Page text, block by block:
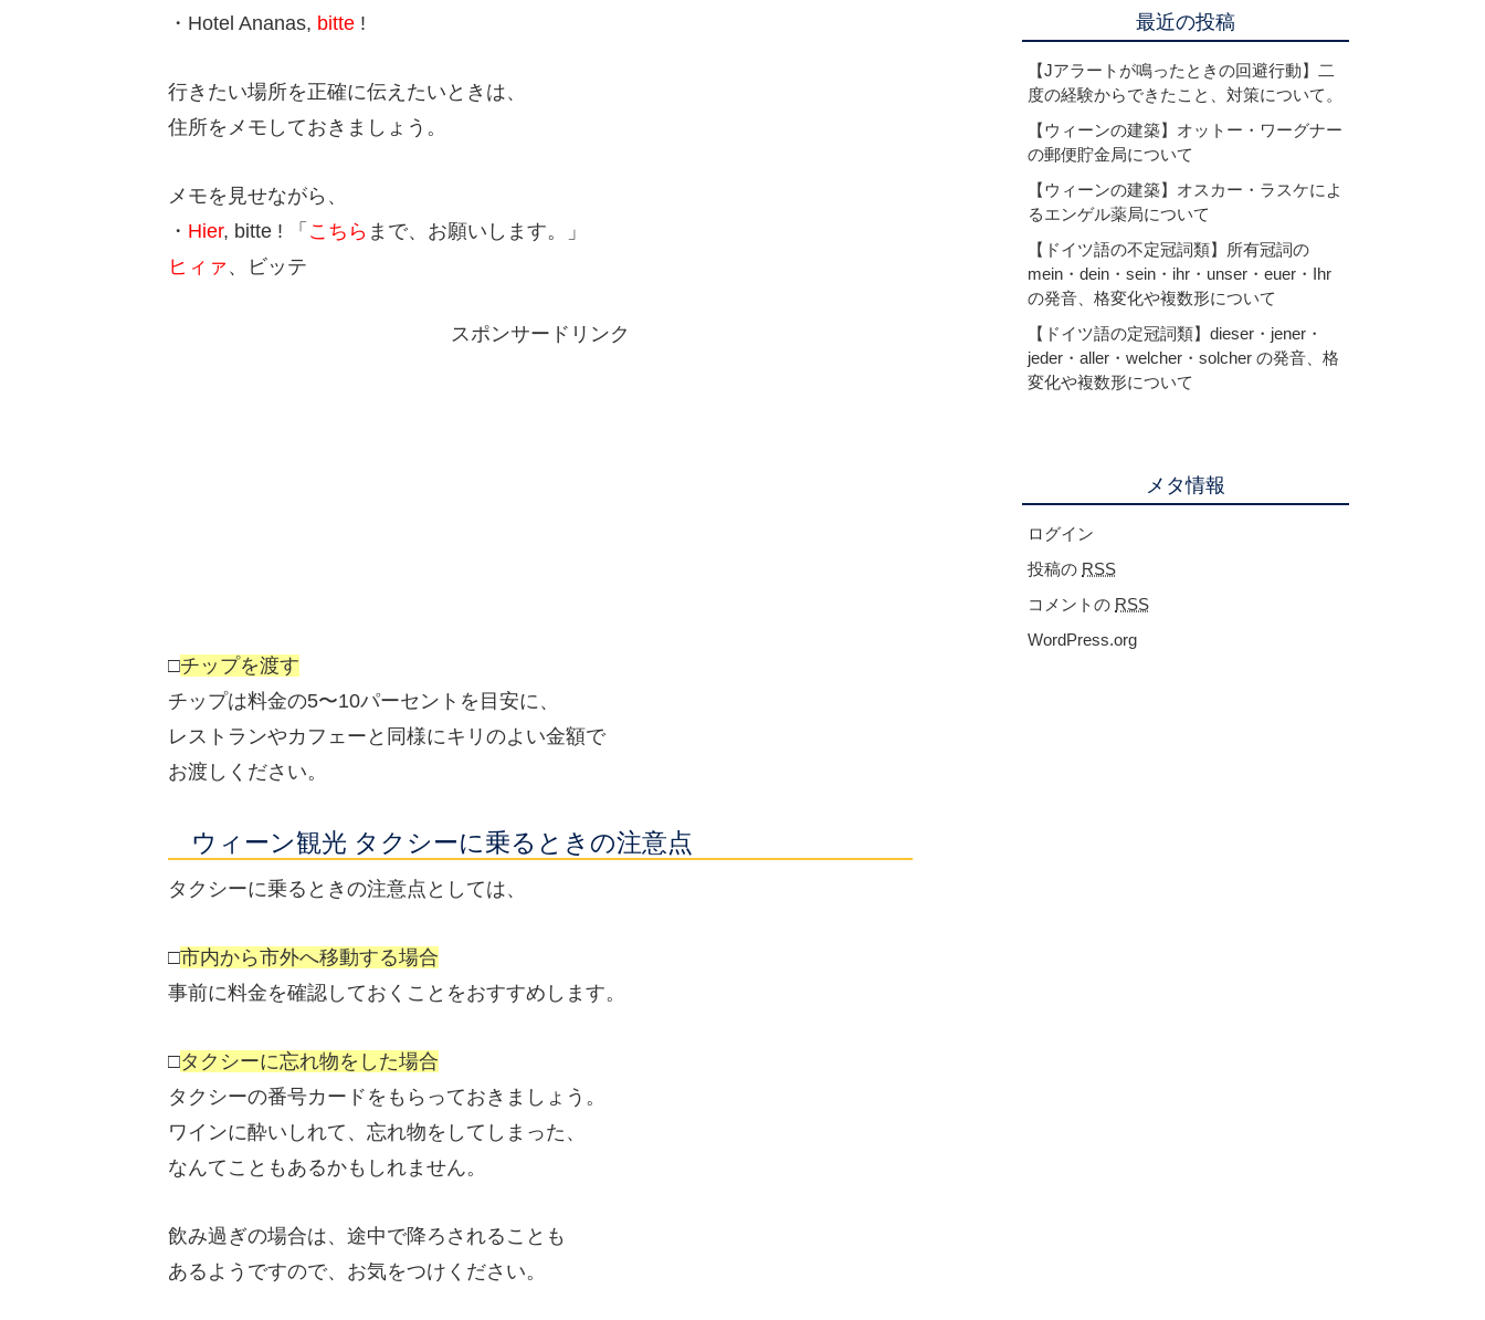
・Hotel Ananas, bitte !
行きたい場所を正確に伝えたいときは、
住所をメモしておきましょう。
メモを見せながら、
・ Hier, bitte ! 「 こちら まで、お願いします。」
ヒィァ 、ビッテ
スポンサードリンク
□チップを渡す
チップは料金の5〜10パーセントを目安に、
レストランやカフェーと同様にキリのよい金額で
お渡しください。
ウィーン観光 タクシーに乗るときの注意点
タクシーに乗るときの注意点としては、
□市内から市外へ移動する場合
事前に料金を確認しておくことをおすすめします。
□タクシーに忘れ物をした場合
タクシーの番号カードをもらっておきましょう。
ワインに酔いしれて、忘れ物をしてしまった、
なんてこともあるかもしれません。
飲み過ぎの場合は、途中で降ろされることも
あるようですので、お気をつけください。
最近の投稿
【Jアラートが鳴ったときの回避行動】二
度の経験からできたこと、対策について。
【ウィーンの建築】オットー・ワーグナー
の郵便貯金局について
【ウィーンの建築】オスカー・ラスケによ
るエンゲル薬局について
【ドイツ語の不定冠詞類】所有冠詞の
mein・dein・sein・ihr・unser・euer・Ihr
の発音、格変化や複数形について
【ドイツ語の定冠詞類】dieser・jener・
jeder・aller・welcher・solcher の発音、格
変化や複数形について
メタ情報
ログイン
投稿の RSS
コメントの RSS
WordPress.org